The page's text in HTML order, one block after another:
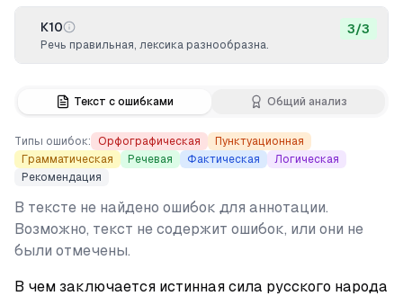
Текст с ошибками Общий анализ
Типы ошибок: Орфографическая
Пунктуационная
Грамматическая
Речевая Фактическая
Логическая
Рекомендация
В тексте не найдено ошибок для аннотации.
Возможно, текст не содержит ошибок, или они не
были отмечены.
В чем заключается истинная сила русского народа
К10
Речь правильная, лексика разнообразна.
3/3